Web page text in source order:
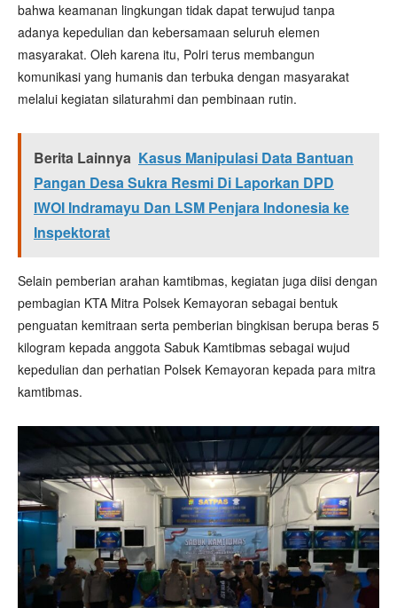
bahwa keamanan lingkungan tidak dapat terwujud tanpa
adanya kepedulian dan kebersamaan seluruh elemen
masyarakat. Oleh karena itu, Polri terus membangun
komunikasi yang humanis dan terbuka dengan masyarakat
melalui kegiatan silaturahmi dan pembinaan rutin.
Berita Lainnya Kasus Manipulasi Data Bantuan
Pangan Desa Sukra Resmi Di Laporkan DPD
IWOI Indramayu Dan LSM Penjara Indonesia ke
Inspektorat
Selain pemberian arahan kamtibmas, kegiatan juga diisi dengan
pembagian KTA Mitra Polsek Kemayoran sebagai bentuk
penguatan kemitraan serta pemberian bingkisan berupa beras 5
kilogram kepada anggota Sabuk Kamtibmas sebagai wujud
kepedulian dan perhatian Polsek Kemayoran kepada para mitra
kamtibmas.